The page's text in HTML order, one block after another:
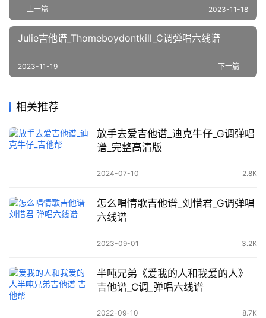
上一篇 2023-11-18
Julie吉他谱_Thomeboydontkill_C调弹唱六线谱
下一篇
2023-11-19
相关推荐
放手去爱吉他谱_迪克牛仔_G调弹唱
谱_完整高清版
2024-07-10 2.8K
怎么唱情歌吉他谱_刘惜君_G调弹唱
六线谱
2023-09-01 3.2K
半吨兄弟《爱我的人和我爱的人》
吉他谱_C调_弹唱六线谱
2022-09-10 8.7K